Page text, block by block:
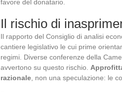
favore del donatario.
Il rischio di
Il rapporto del Consiglio di analisi
cantiere legislativo le cui prime
regimi. Diverse conferenze della
avvertono su questo rischio.
razionale, non una speculazione: le